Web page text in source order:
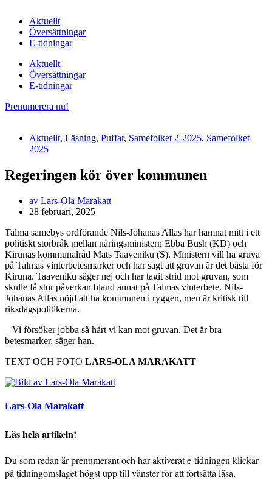
Aktuellt
Översättningar
E-tidningar
Aktuellt
Översättningar
E-tidningar
Prenumerera nu!
Aktuellt, Läsning, Puffar, Samefolket 2-2025, Samefolket
2025
Regeringen kör över kommunen
av Lars-Ola Marakatt
28 februari, 2025
Talma samebys ordförande Nils-Johanas Allas har hamnat mitt i ett
politiskt storbråk mellan näringsministern Ebba Bush (KD) och
Kirunas kommunalråd Mats Taaveniku (S). Ministern vill ha gruva
på Talmas vinterbetesmarker och har sagt att gruvan är det bästa för
Kiruna. Taaveniku säger nej och har tagit strid mot gruvan, som
skulle få stor påverkan bland annat på Talmas vinterbete. Nils-
Johanas Allas nöjd att ha kommunen i ryggen, men är kritisk till
riksdagspolitikerna.
– Vi försöker jobba så hårt vi kan mot gruvan. Det är bra
betesmarker, säger han.
TEXT OCH FOTO LARS-OLA MARAKATT
Lars-Ola Marakatt
Läs hela artikeln!
Du som redan är prenumerant och har aktiverat e-tidningen klickar
på tidningomslaget högst upp till vänster för att fortsätta läsa.